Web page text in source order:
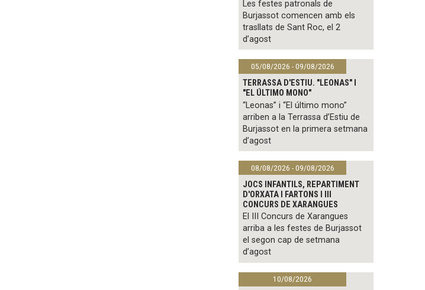
Les festes patronals de
Burjassot comencen amb els
trasllats de Sant Roc, el 2
d’agost
05/08/2026 - 09/08/2026
TERRASSA D'ESTIU. "LEONAS" I
"EL ÚLTIMO MONO"
“Leonas” i “El último mono”
arriben a la Terrassa d’Estiu de
Burjassot en la primera setmana
d’agost
08/08/2026 - 09/08/2026
JOCS INFANTILS, REPARTIMENT
D'ORXATA I FARTONS I III
CONCURS DE XARANGUES
El III Concurs de Xarangues
arriba a les festes de Burjassot
el segon cap de setmana
d’agost
10/08/2026